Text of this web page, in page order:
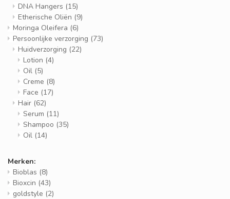
DNA Hangers (15)
Etherische Oliën (9)
Moringa Oleifera (6)
Persoonlijke verzorging (73)
Huidverzorging (22)
Lotion (4)
Oil (5)
Creme (8)
Face (17)
Hair (62)
Serum (11)
Shampoo (35)
Oil (14)
Merken:
Bioblas (8)
Bioxcin (43)
goldstyle (2)